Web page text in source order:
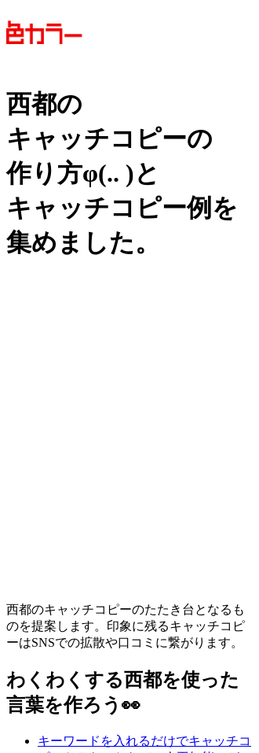
西都の
キャッチコピーの
作り方φ(.. )と
キャッチコピー例を
集めました。
西都のキャッチコピーのたたき台となるも
のを提案します。印象に残るキャッチコピ
ーはSNSでの拡散や口コミに繋がります。
わくわくする西都を使った
言葉を作ろう👀
キーワードを入れるだけでキャッチコ